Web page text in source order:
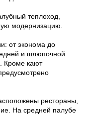
теплоход,
модернизацию.
от эконома до
и шлюпочной
Кроме кают
рестораны,
На средней палубе